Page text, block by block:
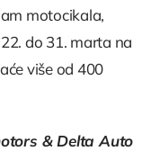
motocikala,
do 31. marta na
više od 400
& Delta Auto